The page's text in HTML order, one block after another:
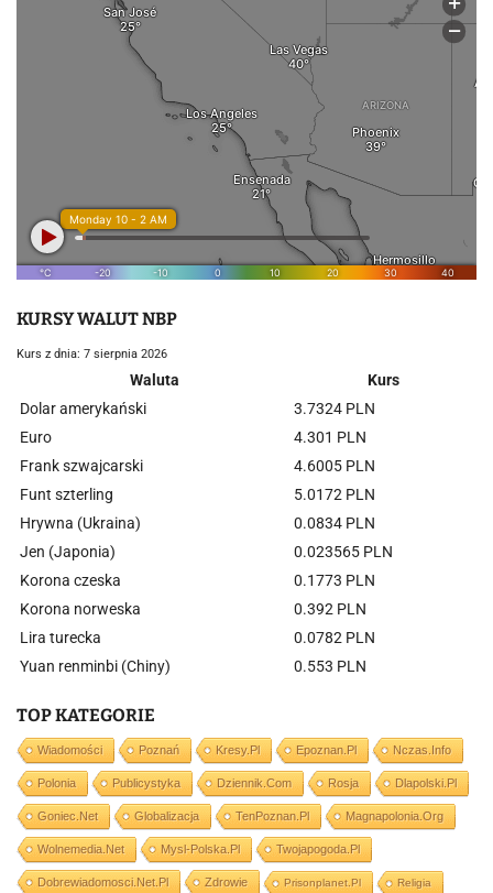
KURSY WALUT NBP
Kurs z dnia: 7 sierpnia 2026
Waluta
Kurs
Dolar amerykański
3.7324 PLN
Euro
4.301 PLN
Frank szwajcarski
4.6005 PLN
Funt szterling
5.0172 PLN
Hrywna (Ukraina)
0.0834 PLN
Jen (Japonia)
0.023565 PLN
Korona czeska
0.1773 PLN
Korona norweska
0.392 PLN
Lira turecka
0.0782 PLN
Yuan renminbi (Chiny)
0.553 PLN
TOP KATEGORIE
Wiadomości Poznań Kresy.pl Epoznan.pl Nczas.info
Polonia Publicystyka Dziennik.com Rosja Dlapolski.pl
Goniec.net Globalizacja TenPoznan.pl Magnapolonia.org
Wolnemedia.net Mysl-Polska.pl Twojapogoda.pl
Dobrewiadomosci.net.pl Zdrowie Prisonplanet.pl Religia